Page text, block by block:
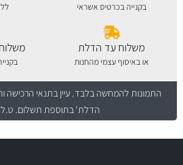
בקנייה בכרטיס אשראי
משלוח עד הדלת
או באיסוף עצמי מהחנות בקנייה
התמונות להמחשה בלבד.עיין בתנאי הרכישה
הדלת' בתוספת תשלום.